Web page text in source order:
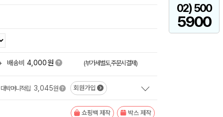
02) 500
5900
배송비 4,000원 (부가세별도,주문시결제)
대박머니적립 3,045원 회원가입
쇼핑백 제작 박스 제작